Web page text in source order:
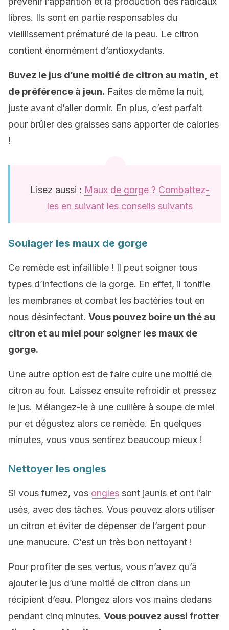
libres. Ils sont en partie responsables du
vieillissement prématuré de la peau. Le citron
contient énormément d’antioxydants.
Buvez le jus d’une moitié de citron au matin, et
de préférence à jeun. Faites de même la nuit,
juste avant d’aller dormir. En plus, c’est parfait
pour brûler des graisses sans apporter de calories
!
Lisez aussi : Maux de gorge ? Combattez-
les en suivant les conseils suivants
Soulager les maux de gorge
Ce remède est infaillible ! Il peut soigner tous
types d’infections de la gorge. En effet, il tonifie
les membranes et combat les bactéries tout en
nous désinfectant. Vous pouvez boire un thé au
citron et au miel pour soigner les maux de
gorge.
Une autre option est de faire cuire une moitié de
citron au four. Laissez ensuite refroidir et pressez
le jus. Mélangez-le à une cuillère à soupe de miel
pur et dégustez alors ce remède. En quelques
minutes, vous vous sentirez beaucoup mieux !
Nettoyer les ongles
Si vous fumez, vos ongles sont jaunis et ont l’air
usés, avec des tâches. Vous pouvez alors utiliser
un citron et éviter de dépenser de l’argent pour
une manucure. C’est un très bon nettoyant !
Pour profiter de ses vertus, vous n’avez qu’à
ajouter le jus d’une moitié de citron dans un
récipient d’eau. Plongez alors vos mains dedans
pendant cinq minutes. Vous pouvez aussi frotter